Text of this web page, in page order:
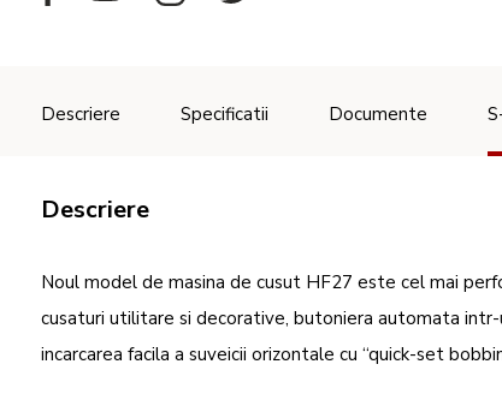
Descriere Specificatii Documente
Descriere
Noul model de masina de cusut HF27 este cel mai
cusaturi utilitare si decorative, butoniera automata
incarcarea facila a suveicii orizontale cu “quick-set